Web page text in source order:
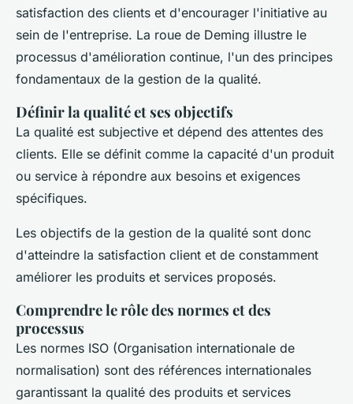
satisfaction des clients et d'encourager l'initiative au
sein de l'entreprise. La roue de Deming illustre le
processus d'amélioration continue, l'un des principes
fondamentaux de la gestion de la qualité.
Définir la qualité et ses objectifs
La qualité est subjective et dépend des attentes des
clients. Elle se définit comme la capacité d'un produit
ou service à répondre aux besoins et exigences
spécifiques.
Les objectifs de la gestion de la qualité sont donc
d'atteindre la satisfaction client et de constamment
améliorer les produits et services proposés.
Comprendre le rôle des normes et des
processus
Les normes ISO (Organisation internationale de
normalisation) sont des références internationales
garantissant la qualité des produits et services